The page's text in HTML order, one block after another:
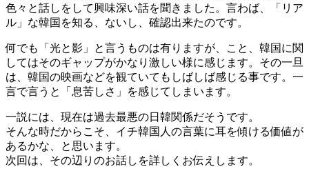
色々と話しをして興味深い話を聞きました。言わば、「リア
ル」な韓国を知る、ないし、確認出来たのです。
何でも「光と影」と言うものは有りますが、こと、韓国に関
してはそのギャップがかなり激しい様に感じます。その一旦
は、韓国の映画などを観ていてもしばしば感じる事です。一
言で言うと「息苦しさ」を感じてしまいます。
一説には、現在は過去最悪の日韓関係だそうです。
そんな時だからこそ、イチ韓国人の言葉に耳を傾ける価値が
あるかな、と思います。
次回は、その辺りのお話しを詳しくお伝えします。